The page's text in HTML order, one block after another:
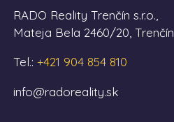
RADO Reality Trenčín s.r.o.,
Mateja Bela 2460/20, Trenčín
Tel.: +421 904 854 810
info@radoreality.sk